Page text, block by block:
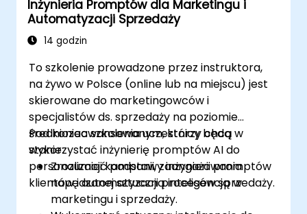
Analizować i optymalizować kampanie
marketingowe napędzane AI w celu
poprawy ich skuteczności.
Inżynieria Promptów dla Marketingu i
Automatyzacji Sprzedaży
14 godzin
To szkolenie prowadzone przez instruktora,
na żywo w Polsce (online lub na miejscu) jest
skierowane do marketingowców i
specjalistów ds. sprzedaży na poziomie
średniozaawansowanym, którzy chcą
wykorzystać inżynierię promptów AI do
personalizacji kampanii, zaangażowania
klientów i automatyzacji procesów sprzedaży.
Pod koniec szkolenia uczestnicy będą w
stanie:
Zrozumieć podstawy inżynierii promptów
napędzanej sztuczną inteligencją w
marketingu i sprzedaży.